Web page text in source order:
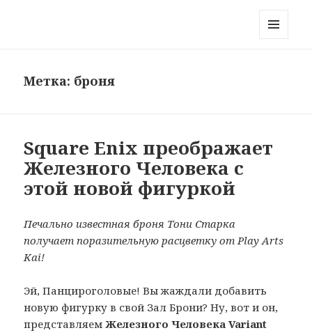
Метка: броня
Square Enix преображает
Железного Человека с
этой новой фигуркой
Печально известная броня Тони Старка
получает поразительную расцветку от Play Arts
Kai!
Эй, Панцироголовые! Вы жаждали добавить
новую фигурку в свой Зал Брони? Ну, вот и он,
представляем Железного Человека Variant